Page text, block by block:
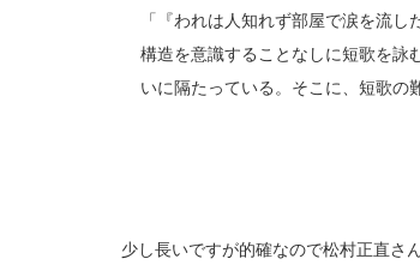
「『われは人知れず部屋で涙を流
構造を意識することなしに短歌を詠
いに隔たっている。そこに、短歌の
少し長いですが的確なので松村正直さ